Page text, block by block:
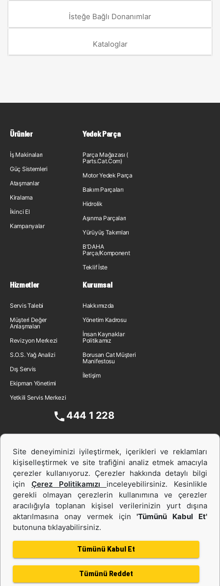
İsteğe Bağlı Donanımlar
Kataloglar
Ürünler
İş Makinaları
Güç Sistemleri
Ataşmanlar
Kiralama
İkinci El
Kampanyalar
Yedek Parça
Parça Mağazası (
Parts.Cat.Com)
Motor Yedek Parça
Bakım Parçaları
Hidrolik
Aşınma Parçaları
Yürüyüş Takımları
B'DAHA
Parça/Komponent
Teklif İste
Hizmetler
Servis Talebi
Müşteri Değer
Anlaşmaları
Revizyon Merkezi
S.O.S. Yağ Analizi
Dış Servis
Ekipman Yönetimi
Yetkili Servis Merkezi
Kurumsal
Hakkımızda
Yönetim Kadrosu
İnsan Kaynakları
Politikamız
Borusan Cat Müşteri
Manifestosu
İletişim
444 1 228
İş Makinası ve Güç Sistemleri
İkinci el ve Kiralama
Gizlilik Politikası Kullanım Şartları
Site deneyiminizi iyileştirmek, içerikleri ve reklamları
kişiselleştirmek ve site trafiğini analiz etmek amacıyla
çerezler kullanıyoruz. Çerezler hakkında detaylı bilgi
için Çerez Politikamızı inceleyebilirsiniz. Kesinlikle
gerekli olmayan çerezlerin kullanımına ve çerezler
aracılığıyla toplanan kişisel verilerinizin yurt dışına
aktarılmasına onay vermek için'Tümünü Kabul Et'
butonuna tıklayabilirsiniz.
Tümünü Kabul Et
Tümünü Reddet